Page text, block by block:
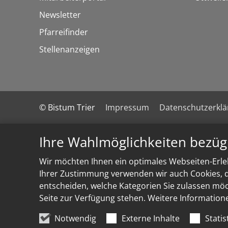
Ihre Wahlmöglichkeiten
Wir möchten Ihnen ein optimales Webseiten-
Ihrer Zustimmung verwenden wir auch
entscheiden, welche Kategorien Sie zulassen
Seite zur Verfügung stehen. Weitere
Notwendig
Externe Inhalte
Newsletter
Pfarreifinder
Stellenanzeigen
© Bistum Trier Impressum